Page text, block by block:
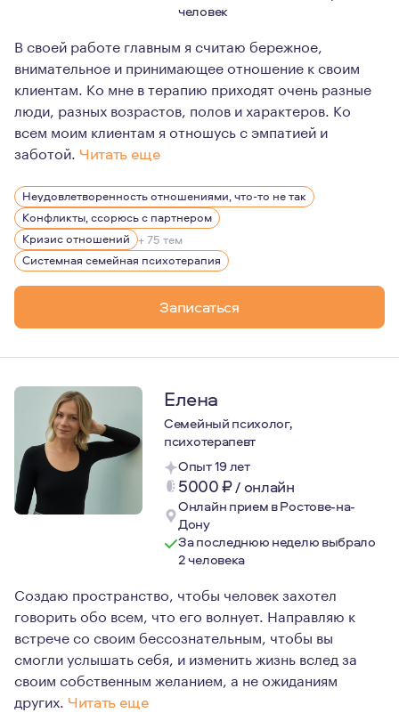
человек
В своей работе главным я считаю бережное,
внимательное и принимающее отношение к своим
клиентам. Ко мне в терапию приходят очень разные
люди, разных возрастов, полов и характеров. Ко
всем моим клиентам я отношусь с эмпатией и
заботой. Читать еще
Я пришёл в профессию после того, как сам
С тех пор, психология для меня стала не только
Главным принципом для меня в моей работе является
Неудовлетворенность отношениями, что-то не так
Конфликты, ссорюсь с партнером
Кризис отношений + 75 тем
Системная семейная психотерапия
Записаться
Елена
Семейный психолог,
психотерапевт
Опыт 19 лет
5000₽/ онлайн
Онлайн прием в Ростове-на-
Дону
За последнюю неделю выбрало
2 человека
Создаю пространство, чтобы человек захотел
говорить обо всем, что его волнует. Направляю к
встрече со своим бессознательным, чтобы вы
смогли услышать себя, и изменить жизнь вслед за
своим собственным желанием, а не ожиданиям
других. Читать еще